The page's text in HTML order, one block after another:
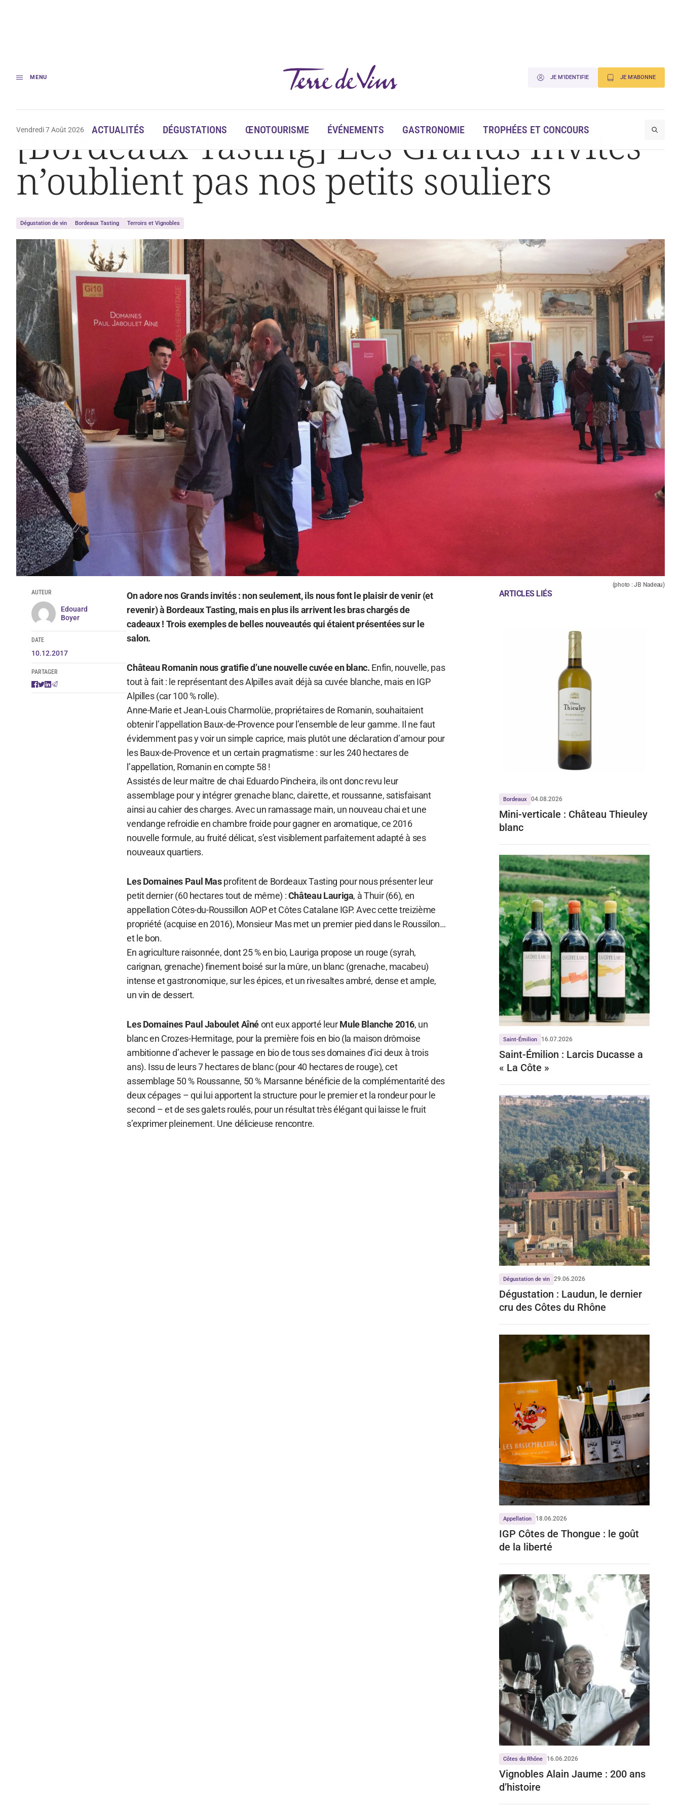
MENU JE M'IDENTIFIE JE M'ABONNE
Vendredi 7 Août 2026 ACTUALITÉS DÉGUSTATIONS ŒNOTOURISME ÉVÉNEMENTS GASTRONOMIE TROPHÉES ET CONCOURS
Accueil [Bordeaux Tasting] Les Grands Invités n’oublient pas nos petits souliers
[Bordeaux Tasting] Les Grands Invités
n’oublient pas nos petits souliers
Dégustation de vin Bordeaux Tasting Terroirs et Vignobles
(photo : JB Nadeau)
AUTEUR
Edouard
Boyer
DATE
10.12.2017
PARTAGER
On adore nos Grands invités : non seulement, ils nous font le plaisir de venir (et
revenir) à Bordeaux Tasting, mais en plus ils arrivent les bras chargés de
cadeaux ! Trois exemples de belles nouveautés qui étaient présentées sur le
salon.
Château Romanin nous gratifie d’une nouvelle cuvée en blanc. Enfin, nouvelle, pas
tout à fait : le représentant des Alpilles avait déjà sa cuvée blanche, mais en IGP
Alpilles (car 100 % rolle).
Anne-Marie et Jean-Louis Charmolüe, propriétaires de Romanin, souhaitaient
obtenir l’appellation Baux-de-Provence pour l’ensemble de leur gamme. Il ne faut
évidemment pas y voir un simple caprice, mais plutôt une déclaration d’amour pour
les Baux-de-Provence et un certain pragmatisme : sur les 240 hectares de
l’appellation, Romanin en compte 58 !
Assistés de leur maître de chai Eduardo Pincheira, ils ont donc revu leur
assemblage pour y intégrer grenache blanc, clairette, et roussanne, satisfaisant
ainsi au cahier des charges. Avec un ramassage main, un nouveau chai et une
vendange refroidie en chambre froide pour gagner en aromatique, ce 2016
nouvelle formule, au fruité délicat, s’est visiblement parfaitement adapté à ses
nouveaux quartiers.
Les Domaines Paul Masprofitent de Bordeaux Tasting pour nous présenter leur
petit dernier (60 hectares tout de même) :Château Lauriga, à Thuir (66), en
appellation Côtes-du-Roussillon AOP et Côtes Catalane IGP. Avec cette treizième
propriété (acquise en 2016), Monsieur Mas met un premier pied dans le Roussilon…
et le bon.
En agriculture raisonnée, dont 25 % en bio, Lauriga propose un rouge (syrah,
carignan, grenache) finement boisé sur la mûre, un blanc (grenache, macabeu)
intense et gastronomique, sur les épices, et un rivesaltes ambré, dense et ample,
un vin de dessert.
Les Domaines Paul Jaboulet Aînéont eux apporté leurMule Blanche 2016, un
blanc en Crozes-Hermitage, pour la première fois en bio (la maison drômoise
ambitionne d’achever le passage en bio de tous ses domaines d’ici deux à trois
ans). Issu de leurs 7 hectares de blanc (pour 40 hectares de rouge), cet
assemblage 50 % Roussanne, 50 % Marsanne bénéficie de la complémentarité des
deux cépages – qui lui apportent la structure pour le premier et la rondeur pour le
second – et de ses galets roulés, pour un résultat très élégant qui laisse le fruit
s’exprimer pleinement. Une délicieuse rencontre.
ARTICLES LIÉS
Bordeaux 04.08.2026
Mini-verticale : Château Thieuley
blanc
Saint-Émilion 16.07.2026
Saint-Émilion : Larcis Ducasse a
« La Côte »
Dégustation de vin 29.06.2026
Dégustation : Laudun, le dernier
cru des Côtes du Rhône
Appellation 18.06.2026
IGP Côtes de Thongue : le goût
de la liberté
Côtes du Rhône 16.06.2026
Vignobles Alain Jaume : 200 ans
d’histoire